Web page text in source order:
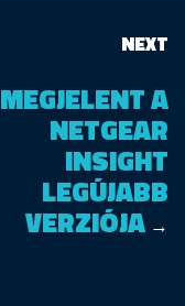
NEXT
MEGJELENT A
NETGEAR
INSIGHT
LEGÚJABB
VERZIÓJA →